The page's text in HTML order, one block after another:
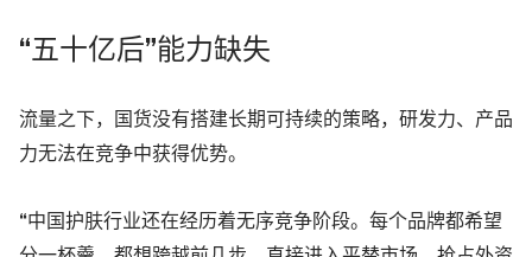
“五十亿后”能力缺失
流量之下，国货没有搭建长期可持续的策略，研发力、产品
力无法在竞争中获得优势。
“中国护肤行业还在经历着无序竞争阶段。每个品牌都希望